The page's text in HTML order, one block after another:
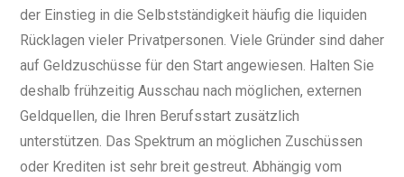
der Einstieg in die Selbstständigkeit häufig die liquiden
Rücklagen vieler Privatpersonen. Viele Gründer sind daher
auf Geldzuschüsse für den Start angewiesen. Halten Sie
deshalb frühzeitig Ausschau nach möglichen, externen
Geldquellen, die Ihren Berufsstart zusätzlich
unterstützen. Das Spektrum an möglichen Zuschüssen
oder Krediten ist sehr breit gestreut. Abhängig vom